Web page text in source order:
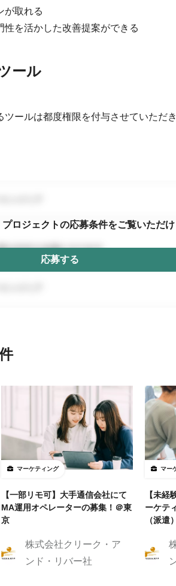
が取れる
性を活かした改善提案ができる
ール
ールは都度権限を付与させていただき
ロジェクトの応募条件をご覧いただけ
応募する
マーケティング
【一部リモ可】大手通信会社にて
MA運用オペレーターの募集！＠東
京
株式会社クリーク・ア
ンド・リバー社
マー
【未経
ーケテ
（派遣）